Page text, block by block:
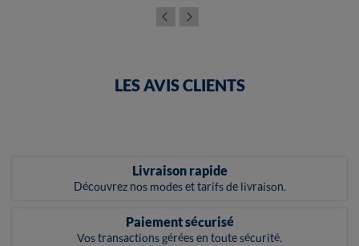
LES AVIS CLIENTS
Livraison rapide
Découvrez nos modes et tarifs de livraison.
Paiement sécurisé
Vos transactions gérées en toute sécurité.